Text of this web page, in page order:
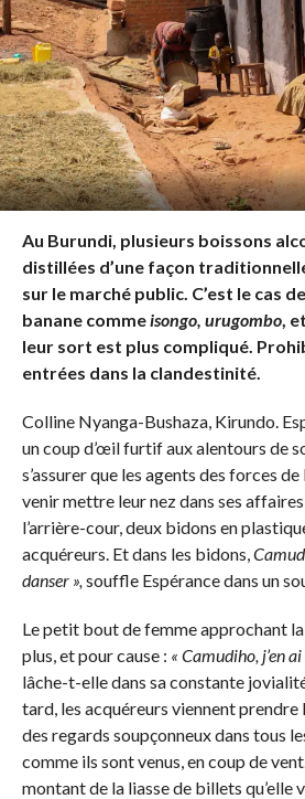
Au Burundi, plusieurs boissons
distillées d’une façon
sur le marché public. C’est le cas
banane commeisongo, urugombo,
leur sort est plus compliqué.
entrées dans la clandestinité.
Colline Nyanga-Bushaza, Kirundo.
un coup d’œil furtif aux alentours de
s’assurer que les agents des forces de
venir mettre leur nez dans ses
l’arrière-cour, deux bidons en
acquéreurs. Et dans les bidons,
danser »,souffle Espérance dans un
Le petit bout de femme approchant
plus, et pour cause : « Camudiho, j’en
lâche-t-elle dans sa constante
tard, les acquéreurs viennent prendre
des regards soupçonneux dans tous
comme ils sont venus, en coup de
montant de la liasse de billets qu’elle